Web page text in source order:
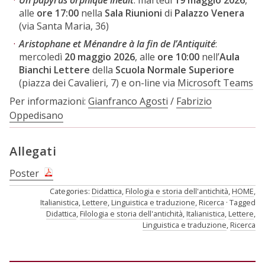
alle ore 17:00 nella Sala Riunioni di Palazzo Venera
(via Santa Maria, 36)
Aristophane et Ménandre à la fin de l’Antiquité:
mercoledì 20 maggio 2026, alle ore 10:00 nell’Aula
Bianchi Lettere della Scuola Normale Superiore
(piazza dei Cavalieri, 7) e on-line via Microsoft Teams
Per informazioni: Gianfranco Agosti / Fabrizio
Oppedisano
Allegati
Poster
Categories: Didattica,Filologia e storia dell'antichità,HOME,
Italianistica,Lettere,Linguistica e traduzione,Ricerca Tagged
Didattica,Filologia e storia dell'antichità,Italianistica,Lettere,
Linguistica e traduzione,Ricerca